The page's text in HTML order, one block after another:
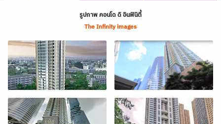
รูปภาพ คอนโด ดิ อินฟินิตี้
The Infinity images